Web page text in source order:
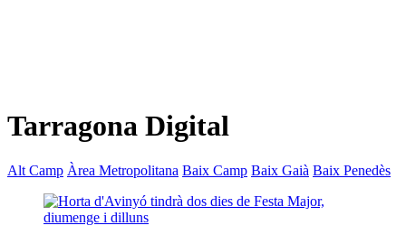
Tarragona Digital
Alt Camp Àrea Metropolitana Baix Camp Baix Gaià Baix Penedès